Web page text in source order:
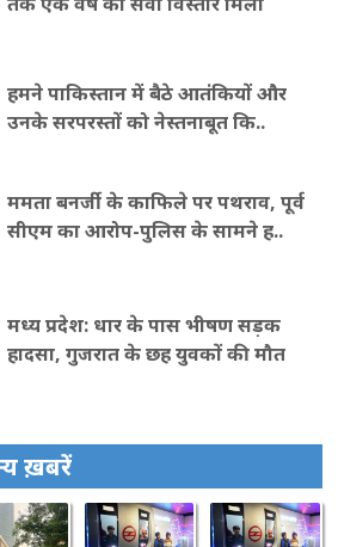
हमने पाकिस्तान में बैठे आतंकियों और
उनके सरपरस्तों को नेस्तनाबूत कि..
ममता बनर्जी के काफिले पर पथराव, पूर्व
सीएम का आरोप-पुलिस के सामने ह..
मध्य प्रदेश: धार के पास भीषण सड़क
हादसा, गुजरात के छह युवकों की मौत
ख़बरें